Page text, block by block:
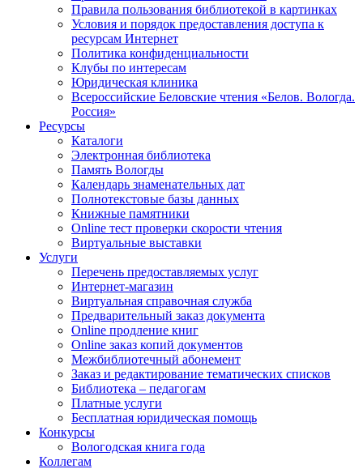
Правила пользования библиотекой в картинках
Условия и порядок предоставления доступа к
ресурсам Интернет
Политика конфиденциальности
Клубы по интересам
Юридическая клиника
Всероссийские Беловские чтения «Белов. Вологда.
Россия»
Ресурсы
Каталоги
Электронная библиотека
Память Вологды
Календарь знаменательных дат
Полнотекстовые базы данных
Книжные памятники
Online тест проверки скорости чтения
Виртуальные выставки
Услуги
Перечень предоставляемых услуг
Интернет-магазин
Виртуальная справочная служба
Предварительный заказ документа
Online продление книг
Online заказ копий документов
Межбиблиотечный абонемент
Заказ и редактирование тематических списков
Библиотека – педагогам
Платные услуги
Бесплатная юридическая помощь
Конкурсы
Вологодская книга года
Коллегам